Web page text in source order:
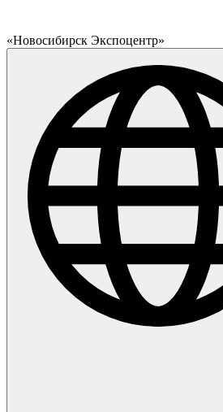
«Новосибирск Экспоцентр»